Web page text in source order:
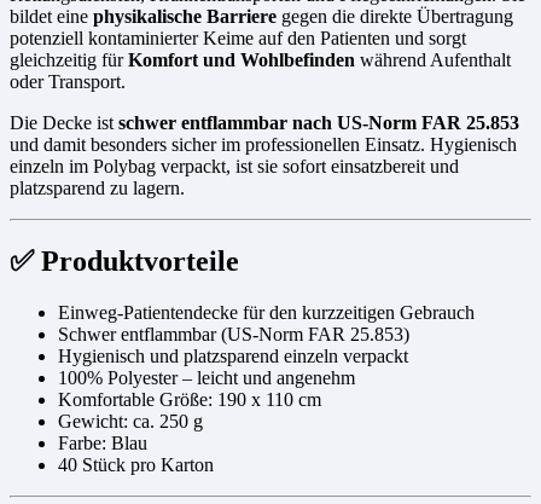
bildet eine physikalische Barriere gegen die direkte Übertragung
potenziell kontaminierter Keime auf den Patienten und sorgt
gleichzeitig fürKomfort und Wohlbefinden während Aufenthalt
oder Transport.
Die Decke ist schwer entflammbar nach US-Norm FAR 25.853
und damit besonders sicher im professionellen Einsatz. Hygienisch
einzeln im Polybag verpackt, ist sie sofort einsatzbereit und
platzsparend zu lagern.
✅ Produktvorteile
Einweg-Patientendecke für den kurzzeitigen Gebrauch
Schwer entflammbar (US-Norm FAR 25.853)
Hygienisch und platzsparend einzeln verpackt
100% Polyester – leicht und angenehm
Komfortable Größe: 190 x 110 cm
Gewicht: ca. 250 g
Farbe: Blau
40 Stück pro Karton